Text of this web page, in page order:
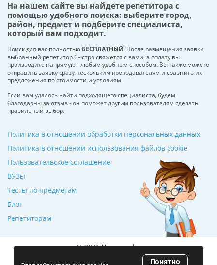
На нашем сайте вы найдете репетитора с
помощью удобного поиска: выберите город,
район, предмет и подберите специалиста,
который вам подходит.
Поиск для вас полностью БЕСПЛАТНЫЙ. После размещения заявки
выбранный репетитор быстро свяжется с вами, а оплату вы
производите напрямую - любым удобным способом. Вы также можете
отправить заявку сразу нескольким преподавателям и сравнить их
предложения по стоимости и условиям
Если вам удалось найти подходящего специалиста, будем
благодарны за отзыв - он поможет другим пользователям сделать
правильный выбор.
ВУЗы
Тесты по предметам
Блог
Репетиторам
Политика в отношении обработки персональных данных
Политика в отношении использования файлов cookie
Пользовательское соглашение
© 2026 Училкин.by
Понятно